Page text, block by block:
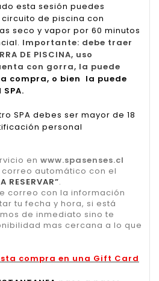
esta sesión puedes
de piscina con
seco y vapor por 60 minutos
Importante: debe traer
DE PISCINA, uso
con gorra, la puede
compra, o bien la puede
SPA debes ser mayor de 18
personal
en www.spasenses.cl
automático con el
RESERVAR”.
correo con la información
tu fecha y hora, si está
de inmediato sino te
mas cercana a lo que
compra en una Gift Card